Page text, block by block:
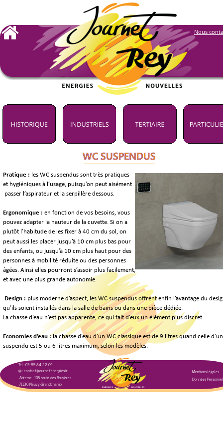
Nous
Adresse : 105 route des Bruyères
71130 Neuvy-Grandchamp
@ : contact@journet-energies.fr
Tel : 03-85-84-22-09
Mentions légales
Données
WC SUSPENDUS
Pratique : les WC suspendus sont très pratiques
et hygiéniques à l’usage, puisqu’on peut aisément
passer l’aspirateur et la serpillère dessous.
Ergonomique : en fonction de vos besoins, vous
pouvez adapter la hauteur de la cuvette. Si on a
plutôt l’habitude de les fixer à 40 cm du sol, on
peut aussi les placer jusqu’à 10 cm plus bas pour
des enfants, ou jusqu’à 10 cm plus haut pour des
personnes à mobilité réduite ou des personnes
âgées. Ainsi elles pourront s’assoir plus facilement,
et avec une plus grande autonomie.
Design : plus moderne d’aspect, les WC suspendus offrent enfin l’avantage du
qu’ils soient installés dans la salle de bains ou dans une pièce dédiée.
La chasse d’eau n’est pas apparente, ce qui fait d’eux un élément plus discret.
Economies d’eau : la chasse d’eau d’un WC classique est de 9 litres quand celle
suspendu est 5 ou 6 litres maximum, selon les modèles.